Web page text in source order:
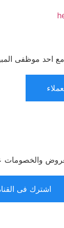
مع احد موظفى
والخصومات
اشترك فى